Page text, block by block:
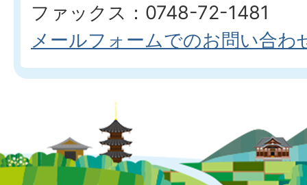
ファックス：0748-72-1481
メールフォームでのお問い合わ